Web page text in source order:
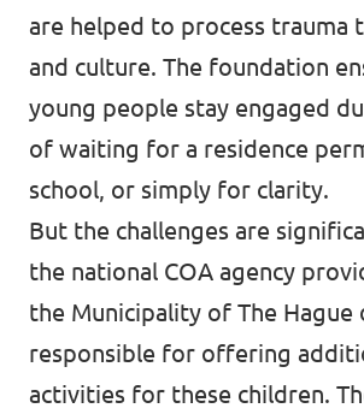
are helped to process trauma
and culture. The foundation
young people stay engaged
of waiting for a residence
school, or simply for clarity.
But the challenges are
the national COA agency
the Municipality of The Hague
responsible for offering
activities for these children.